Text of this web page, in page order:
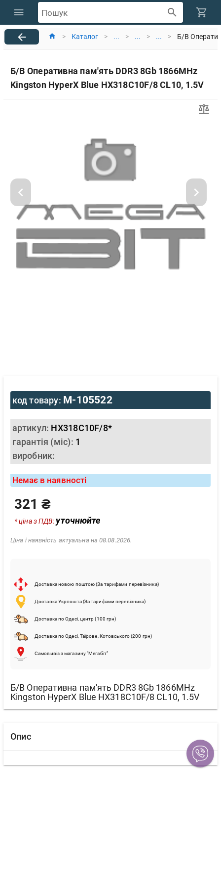
Пошук
> Каталог > ... > ... > ... > Б/В
Б/В Оперативна пам'ять DDR3 8Gb 1866MHz
Kingston HyperX Blue HX318C10F/8 CL10, 1.5V
код товару: M-105522
артикул: HX318C10F/8*
гарантія (міс): 1
виробник:
Немає в наявності
321 ₴
* ціна з ПДВ:уточнюйте
Ціна і наявність актуальна на 08.08.2026.
Доставка новою поштою (За тарифами перевізника)
Доставка Укрпошта (За тарифами перевізника)
Доставка по Одесі, центр (100 грн)
Доставка по Одесі, Таїрове, Котовського (200 грн)
Самовивіз з магазину "Мегабіт"
Б/В Оперативна пам'ять DDR3 8Gb 1866MHz
Kingston HyperX Blue HX318C10F/8 CL10, 1.5V
Опис